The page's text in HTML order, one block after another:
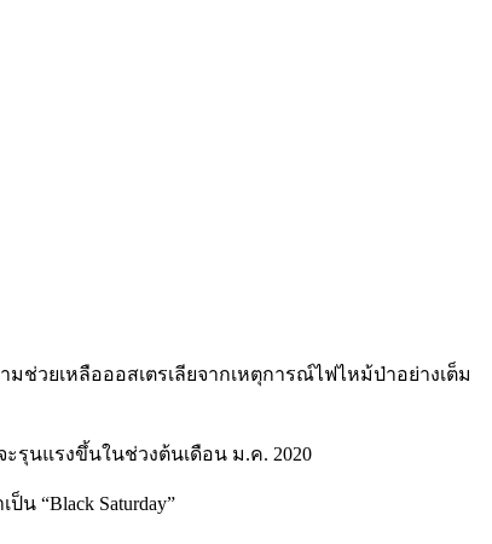
วยเหลือออสเตรเลียจากเหตุการณ์ไฟไหม้ป่าอย่างเต็ม
ะรุนแรงขึ้นในช่วงต้นเดือน ม.ค. 2020
“Black Saturday”